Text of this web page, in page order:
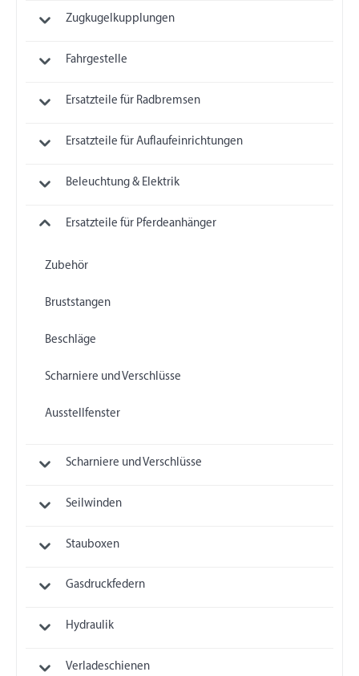
Zugkugelkupplungen
Fahrgestelle
Ersatzteile für Radbremsen
Ersatzteile für Auflaufeinrichtungen
Beleuchtung & Elektrik
Ersatzteile für Pferdeanhänger
Zubehör
Bruststangen
Beschläge
Scharniere und Verschlüsse
Ausstellfenster
Scharniere und Verschlüsse
Seilwinden
Stauboxen
Gasdruckfedern
Hydraulik
Verladeschienen